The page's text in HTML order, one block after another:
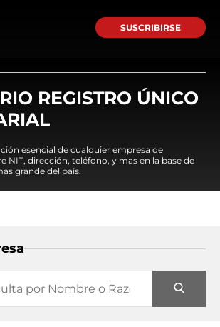
SUSCRIBIRSE
REGISTRO ÚNICO
esencial de cualquier empresa de
NIT, dirección, teléfono, y mas en la base de
grande del país.